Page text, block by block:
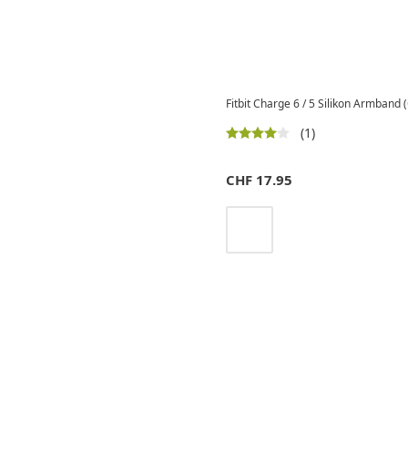
Fitbit Charge 6 / 5 Silikon Armband
(1)
CHF 17.95